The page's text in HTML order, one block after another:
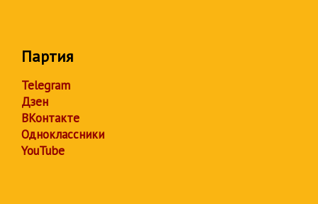
Партия
Telegram
Дзен
ВКонтакте
Одноклассники
YouTube